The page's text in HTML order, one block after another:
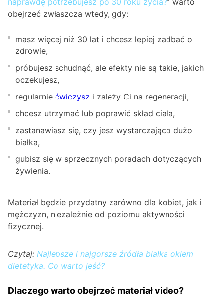
naprawdę potrzebujesz po 30 roku życia?” warto
obejrzeć zwłaszcza wtedy, gdy:
masz więcej niż 30 lat i chcesz lepiej zadbać o
zdrowie,
próbujesz schudnąć, ale efekty nie są takie, jakich
oczekujesz,
regularnie ćwiczysz i zależy Ci na regeneracji,
chcesz utrzymać lub poprawić skład ciała,
zastanawiasz się, czy jesz wystarczająco dużo
białka,
gubisz się w sprzecznych poradach dotyczących
żywienia.
Materiał będzie przydatny zarówno dla kobiet, jak i
mężczyzn, niezależnie od poziomu aktywności
fizycznej.
Czytaj: Najlepsze i najgorsze źródła białka okiem
dietetyka. Co warto jeść?
Dlaczego warto obejrzeć materiał video?